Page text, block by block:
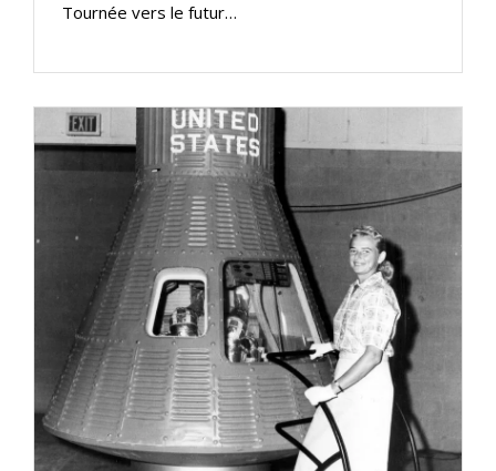
Tournée vers le futur…